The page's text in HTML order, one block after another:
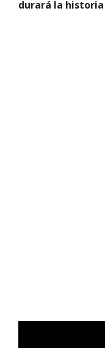
durará la historia